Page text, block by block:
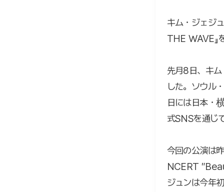
キム・ジェジ
THE WAVE』
先月8日、キ
した。ソウル
日には日本・
式SNSを通じ
今回の公演は
NCERT
ジュンは今年